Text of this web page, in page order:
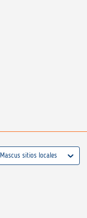
Mascus sitios locales